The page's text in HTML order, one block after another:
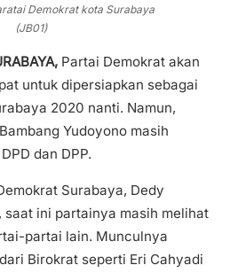
Demokrat kota Surabaya
(JB01)
Partai Demokrat akan
untuk dipersiapkan sebagai
2020 nanti. Namun,
Yudoyono masih
dan DPP.
Surabaya, Dedy
saat ini partainya masih melihat
partai lain. Munculnya
Birokrat seperti Eri Cahyadi